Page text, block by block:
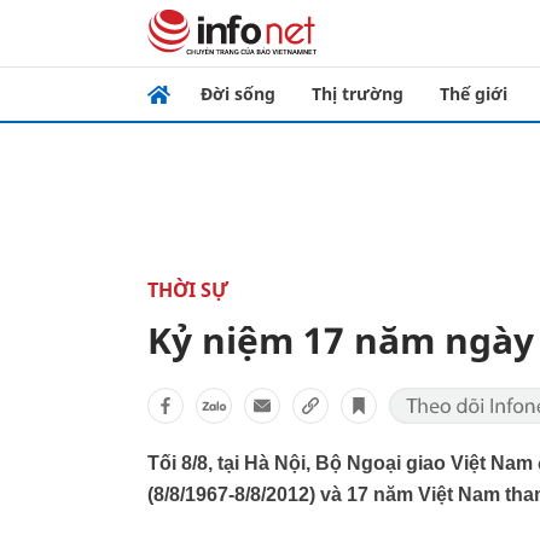
Đời sống Thị trường Thế giới
THỜI SỰ
Kỷ niệm 17 năm
Tối 8/8, tại Hà Nội, Bộ Ngoại giao Việt
(8/8/1967-8/8/2012) và 17 năm Việt Nam